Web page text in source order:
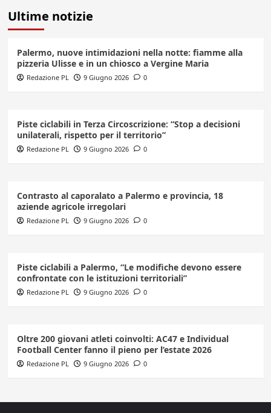
Ultime notizie
Palermo, nuove intimidazioni nella notte: fiamme alla
pizzeria Ulisse e in un chiosco a Vergine Maria
Redazione PL 9 Giugno 2026 0
Piste ciclabili in Terza Circoscrizione: “Stop a decisioni
unilaterali, rispetto per il territorio”
Redazione PL 9 Giugno 2026 0
Contrasto al caporalato a Palermo e provincia, 18
aziende agricole irregolari
Redazione PL 9 Giugno 2026 0
Piste ciclabili a Palermo, “Le modifiche devono essere
confrontate con le istituzioni territoriali”
Redazione PL 9 Giugno 2026 0
Oltre 200 giovani atleti coinvolti: AC47 e Individual
Football Center fanno il pieno per l’estate 2026
Redazione PL 9 Giugno 2026 0